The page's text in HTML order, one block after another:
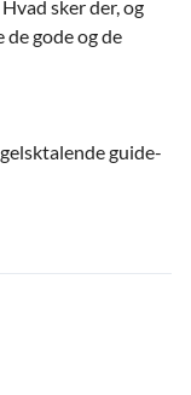
sker der, og
gode og de
guide-